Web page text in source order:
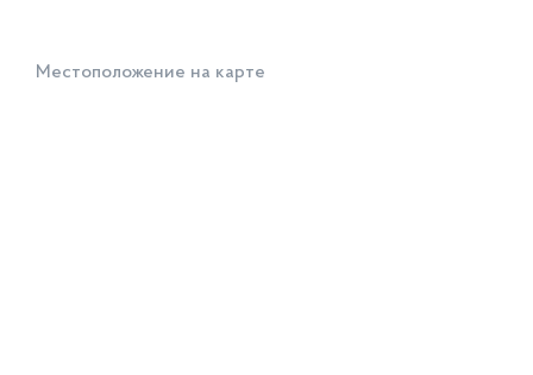
Местоположение на карте